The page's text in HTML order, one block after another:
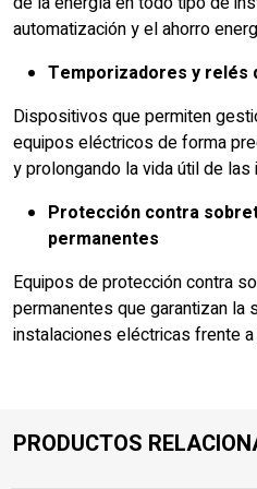
automatización y el ahorro
Temporizadores y relés
Dispositivos que permiten
equipos eléctricos de forma
y prolongando la vida útil de
Protección contra
permanentes
Equipos de protección contra
permanentes que garantizan la
instalaciones eléctricas frente
PRODUCTOS